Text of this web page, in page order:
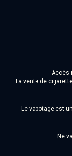
Accès
La vente de
Le vapotage est
Ne